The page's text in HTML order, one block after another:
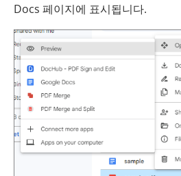
Docs 페이지에 표시됩니다.